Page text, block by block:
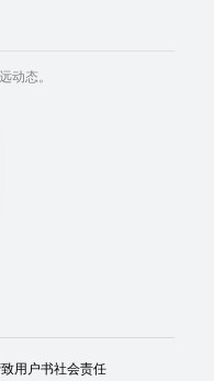
动态。
致用户书社会责任